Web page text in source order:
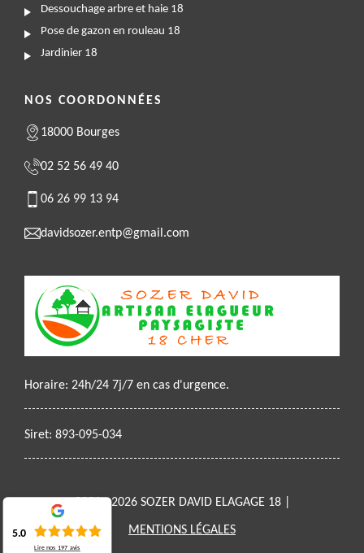
Dessouchage arbre et haie 18
Pose de gazon en rouleau 18
Jardinier 18
NOS COORDONNÉES
18000 Bourges
02 52 56 49 40
06 26 99 13 94
davidsozer.entp@gmail.com
Horaire: 24h/24 7j/7 en cas d'urgence.
Siret: 893-095-034
2021 - 2026 SOZER DAVID ELAGAGE 18 |
MENTIONS LÉGALES
5.0
Lire nos197 avis